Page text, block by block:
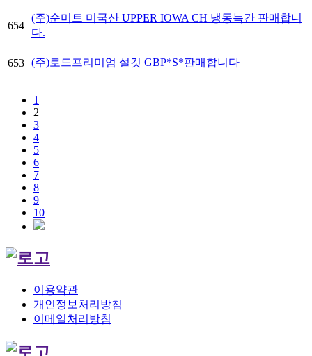
654
(주)순미트 미국산 UPPER IOWA CH 냉동늑간 판매합니
다.
653 (주)로드프리미엄 설깃 GBP*S*판매합니다
1
2
3
4
5
6
7
8
9
10
이용약관
개인정보처리방침
이메일처리방침